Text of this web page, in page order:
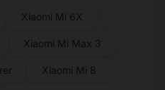
Xiaomi Mi 6X
Xiaomi Mi Max 3
Xiaomi Mi 8